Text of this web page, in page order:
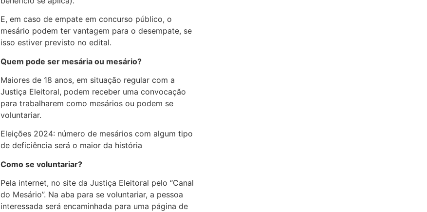
E, em caso de empate em concurso público, o
mesário podem ter vantagem para o desempate, se
isso estiver previsto no edital.
Quem pode ser mesária ou mesário?
Maiores de 18 anos, em situação regular com a
Justiça Eleitoral, podem receber uma convocação
para trabalharem como mesários ou podem se
voluntariar.
Eleições 2024: número de mesários com algum tipo
de deficiência será o maior da história
Como se voluntariar?
Pela internet, no site da Justiça Eleitoral pelo “Canal
do Mesário”. Na aba para se voluntariar, a pessoa
interessada será encaminhada para uma página de